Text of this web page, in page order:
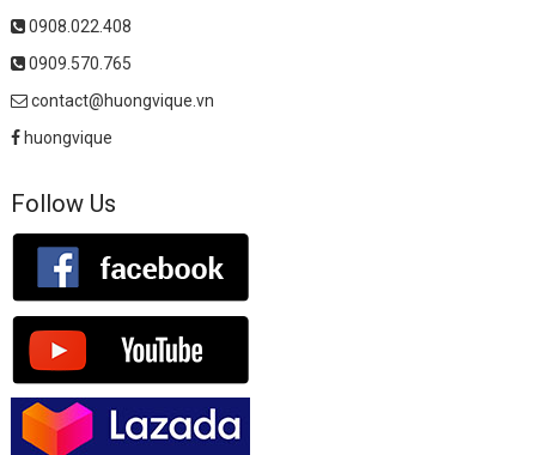
0908.022.408
0909.570.765
contact@huongvique.vn
huongvique
Follow Us